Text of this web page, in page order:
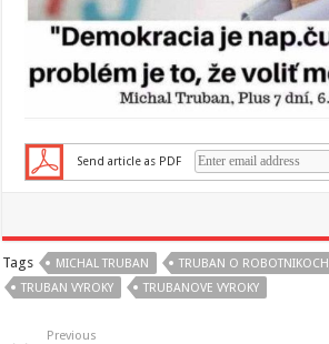
Send article as PDF
Tags MICHAL TRUBAN TRUBAN O ROBOTNIKOCH
TRUBAN VYROKY
TRUBANOVE VYROKY
Previous